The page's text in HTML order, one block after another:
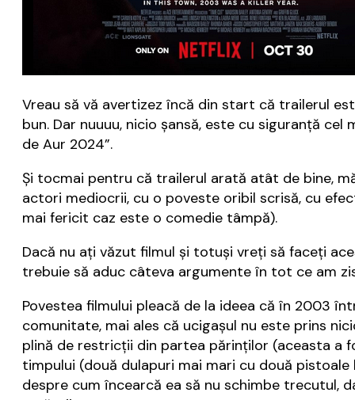
Vreau să vă avertizez încă din start că trailerul
bun. Dar nuuuu, nicio şansă, este cu siguranţă
de Aur 2024”.
Şi tocmai pentru că trailerul arată atât de bine,
actori mediocrii, cu o poveste oribil scrisă, cu
mai fericit caz este o comedie tâmpă).
Dacă nu aţi văzut filmul şi totuşi vreţi să faceţi
trebuie să aduc câteva argumente în tot ce am
Povestea filmului pleacă de la ideea că în 2003
comunitate, mai ales că ucigaşul nu este prins
plină de restricţii din partea părinţilor (aceasta a
timpului (două dulapuri mai mari cu două
despre cum încearcă ea să nu schimbe trecutul,